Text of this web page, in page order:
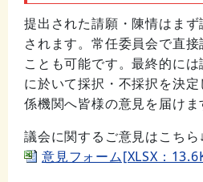
提出された請願・陳情はま
されます。常任委員会で直
ことも可能です。最終的に
に於いて採択・不採択を決
係機関へ皆様の意見を届けま
議会に関するご意見はこちら↓
意見フォーム[XLSX：